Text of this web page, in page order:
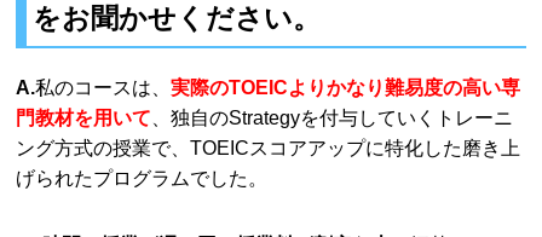
をお聞かせください。
A.私のコースは、実際のTOEICよりかなり難易度の高い専
門教材を用いて 、独自のStrategyを付与していくトレーニ
ング方式の授業で、TOEICスコアアップに特化した磨き上
げられたプログラムでした。